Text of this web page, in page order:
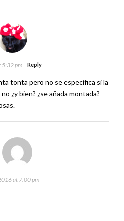
5:32 pm Reply
tonta pero no se especifica si la
¿y bien? ¿se añada montada?
at 7:00 pm